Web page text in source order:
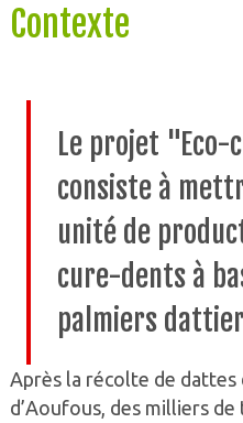
Contexte
Le projet
consiste à
unité de
cure-dents à
palmiers
Après la récolte de dattes
d’Aoufous, des milliers